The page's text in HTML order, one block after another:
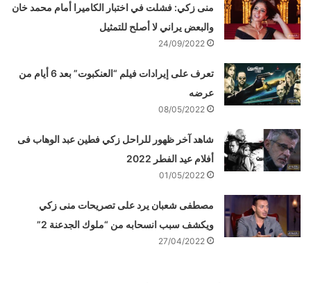
منى زكي: فشلت في اختبار الكاميرا أمام محمد خان
والبعض يراني لا أصلح للتمثيل
24/09/2022
تعرف على إيرادات فيلم “العنكبوت” بعد 6 أيام من
عرضه
08/05/2022
شاهد آخر ظهور للراحل زكي فطين عبد الوهاب فى
أفلام عيد الفطر 2022
01/05/2022
مصطفى شعبان يرد على تصريحات منى زكي
ويكشف سبب انسحابه من “ملوك الجدعنة 2”
27/04/2022